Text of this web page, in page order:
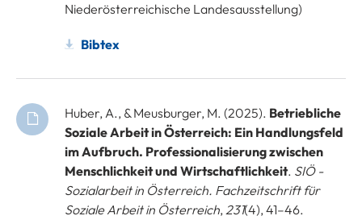
Niederösterreichische Landesausstellung)
Bibtex
Huber, A., & Meusburger, M. (2025). Betriebliche
Soziale Arbeit in Österreich: Ein Handlungsfeld
im Aufbruch. Professionalisierung zwischen
Menschlichkeit und Wirtschaftlichkeit. SIÖ -
Sozialarbeit in Österreich. Fachzeitschrift für
Soziale Arbeit in Österreich,231(4), 41–46.